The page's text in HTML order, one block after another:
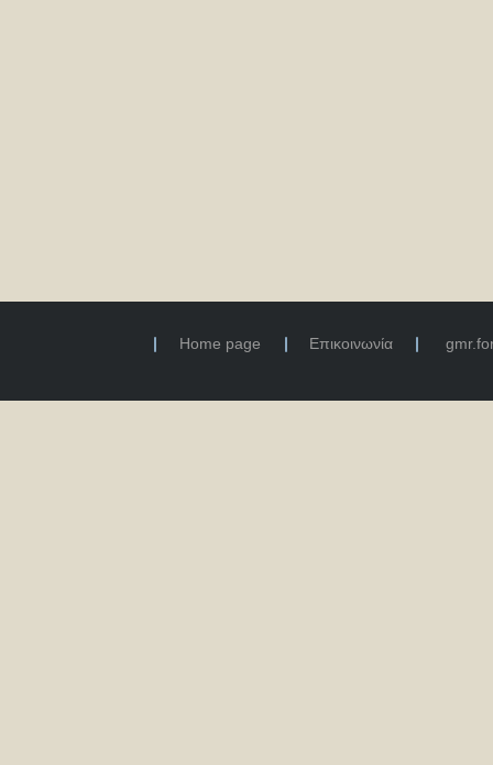
Home page Επικοινωνία